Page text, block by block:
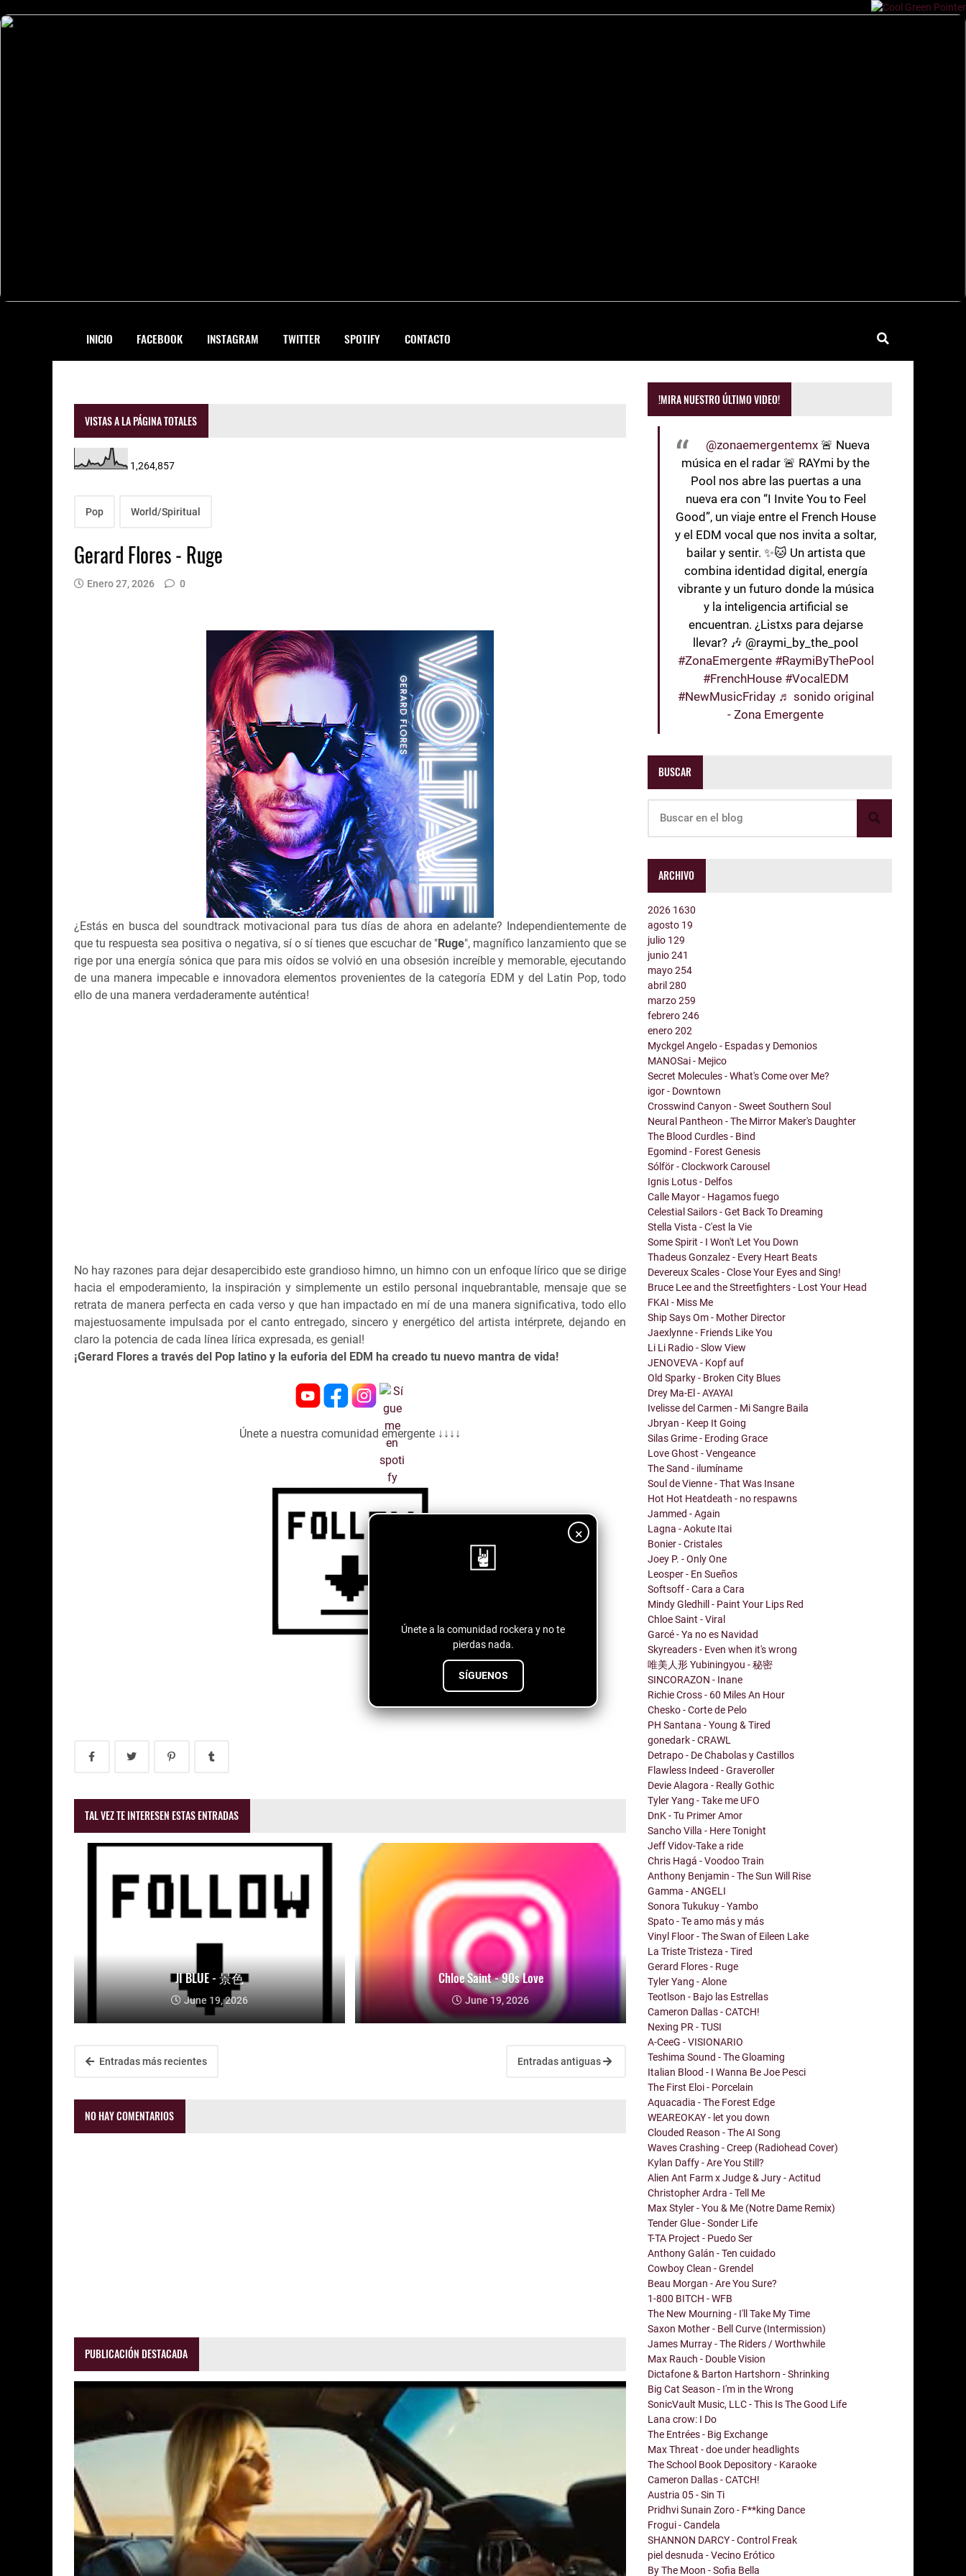
INICIO FACEBOOK INSTAGRAM TWITTER SPOTIFY CONTACTO
×
Únete a la comunidad rockera y no te
pierdas nada.
SÍGUENOS
VISTAS A LA PÁGINA TOTALES
1,264,857
Pop World/Spiritual
Gerard Flores - Ruge
Enero 27, 2026 0
¿Estás en busca del soundtrack motivacional para tus días de ahora en adelante? Independientemente de
que tu respuesta sea positiva o negativa, sí o sí tienes que escuchar de "Ruge", magnífico lanzamiento que se
rige por una energía sónica que para mis oídos se volvió en una obsesión increíble y memorable, ejecutando
de una manera impecable e innovadora elementos provenientes de la categoría EDM y del Latin Pop, todo
ello de una manera verdaderamente auténtica!
No hay razones para dejar desapercibido este grandioso himno, un himno con un enfoque lírico que se dirige
hacia el empoderamiento, la inspiración y simplemente un estilo personal inquebrantable, mensaje que se
retrata de manera perfecta en cada verso y que han impactado en mí de una manera significativa, todo ello
majestuosamente impulsada por el canto entregado, sincero y energético del artista intérprete, dejando en
claro la potencia de cada línea lírica expresada, es genial!
¡Gerard Flores a través del Pop latino y la euforia del EDM ha creado tu nuevo mantra de vida!
Únete a nuestra comunidad emergente ↓↓↓↓
TAL VEZ TE INTERESEN ESTAS ENTRADAS
JI BLUE - 景色
June 19, 2026
Chloe Saint - 90s Love
June 19, 2026
Entradas más recientes Entradas antiguas
NO HAY COMENTARIOS
PUBLICACIÓN DESTACADA
!MIRA NUESTRO ÚLTIMO VIDEO!
@zonaemergentemx 🚨 Nueva
música en el radar 🚨 RAYmi by the
Pool nos abre las puertas a una
nueva era con “I Invite You to Feel
Good”, un viaje entre el French House
y el EDM vocal que nos invita a soltar,
bailar y sentir. ✨🐱 Un artista que
combina identidad digital, energía
vibrante y un futuro donde la música
y la inteligencia artificial se
encuentran. ¿Listxs para dejarse
llevar? 🎶 @raymi_by_the_pool
#ZonaEmergente #RaymiByThePool
#FrenchHouse #VocalEDM
#NewMusicFriday ♬ sonido original
- Zona Emergente
BUSCAR
ARCHIVO
2026 1630
agosto 19
julio 129
junio241
mayo254
abril280
marzo259
febrero246
enero202
Myckgel Angelo - Espadas y Demonios
MANOSai - Mejico
Secret Molecules - What's Come over Me?
igor - Downtown
Crosswind Canyon - Sweet Southern Soul
Neural Pantheon - The Mirror Maker's Daughter
The Blood Curdles - Bind
Egomind - Forest Genesis
Sólför - Clockwork Carousel
Ignis Lotus - Delfos
Calle Mayor - Hagamos fuego
Celestial Sailors - Get Back To Dreaming
Stella Vista - C'est la Vie
Some Spirit - I Won't Let You Down
Thadeus Gonzalez - Every Heart Beats
Devereux Scales - Close Your Eyes and Sing!
Bruce Lee and the Streetfighters - Lost Your Head
FKAI - Miss Me
Ship Says Om - Mother Director
Jaexlynne - Friends Like You
Li Li Radio - Slow View
JENOVEVA - Kopf auf
Old Sparky - Broken City Blues
Drey Ma-El - AYAYAI
Ivelisse del Carmen - Mi Sangre Baila
Jbryan - Keep It Going
Silas Grime - Eroding Grace
Love Ghost - Vengeance
The Sand - ilumíname
Soul de Vienne - That Was Insane
Hot Hot Heatdeath - no respawns
Jammed - Again
Lagna - Aokute Itai
Bonier - Cristales
Joey P. - Only One
Leosper - En Sueños
Softsoff - Cara a Cara
Mindy Gledhill - Paint Your Lips Red
Chloe Saint - Viral
Garcé - Ya no es Navidad
Skyreaders - Even when it's wrong
唯美人形 Yubiningyou - 秘密
SINCORAZON - Inane
Richie Cross - 60 Miles An Hour
Chesko - Corte de Pelo
PH Santana - Young & Tired
gonedark - CRAWL
Detrapo - De Chabolas y Castillos
Flawless Indeed - Graveroller
Devie Alagora - Really Gothic
Tyler Yang - Take me UFO
DnK - Tu Primer Amor
Sancho Villa - Here Tonight
Jeff Vidov-Take a ride
Chris Hagá - Voodoo Train
Anthony Benjamin - The Sun Will Rise
Gamma - ANGELI
Sonora Tukukuy - Yambo
Spato - Te amo más y más
Vinyl Floor - The Swan of Eileen Lake
La Triste Tristeza - Tired
Gerard Flores - Ruge
Tyler Yang - Alone
Teotlson - Bajo las Estrellas
Cameron Dallas - CATCH!
Nexing PR - TUSI
A-CeeG - VISIONARIO
Teshima Sound - The Gloaming
Italian Blood - I Wanna Be Joe Pesci
The First Eloi - Porcelain
Aquacadia - The Forest Edge
WEAREOKAY - let you down
Clouded Reason - The AI Song
Waves Crashing - Creep (Radiohead Cover)
Kylan Daffy - Are You Still?
Alien Ant Farm x Judge & Jury - Actitud
Christopher Ardra - Tell Me
Max Styler - You & Me (Notre Dame Remix)
Tender Glue - Sonder Life
T-TA Project - Puedo Ser
Anthony Galán - Ten cuidado
Cowboy Clean - Grendel
Beau Morgan - Are You Sure?
1-800 BITCH - WFB
The New Mourning - I'll Take My Time
Saxon Mother - Bell Curve (Intermission)
James Murray - The Riders / Worthwhile
Max Rauch - Double Vision
Dictafone & Barton Hartshorn - Shrinking
Big Cat Season - I'm in the Wrong
SonicVault Music, LLC - This Is The Good Life
Lana crow: I Do
The Entrées - Big Exchange
Max Threat - doe under headlights
The School Book Depository - Karaoke
Cameron Dallas - CATCH!
Austria 05 - Sin Ti
Pridhvi Sunain Zoro - F**king Dance
Frogui - Candela
SHANNON DARCY - Control Freak
piel desnuda - Vecino Erótico
By The Moon - Sofia Bella